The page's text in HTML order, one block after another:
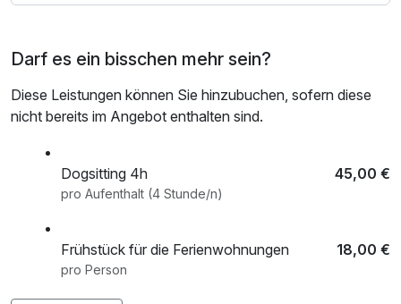
Darf es ein bisschen mehr sein?
Diese Leistungen können Sie hinzubuchen, sofern diese
nicht bereits im Angebot enthalten sind.
Dogsitting 4h 45,00 €
pro Aufenthalt (4 Stunde/n)
Frühstück für die Ferienwohnungen 18,00 €
pro Person